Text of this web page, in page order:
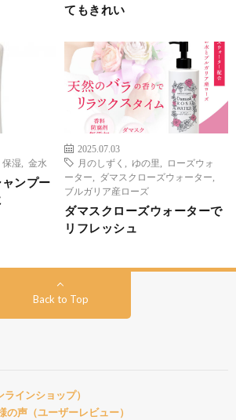
てもきれい
保湿 金水
ンプー
2025.07.03
月のしずく
ゆの里
ローズウォ
ーター
ダマスクローズウォーター
ブルガリア産ローズ
ダマスクローズウォーターで
リフレッシュ
Back to Top
インショップ）
の声（ユーザーレビュー）